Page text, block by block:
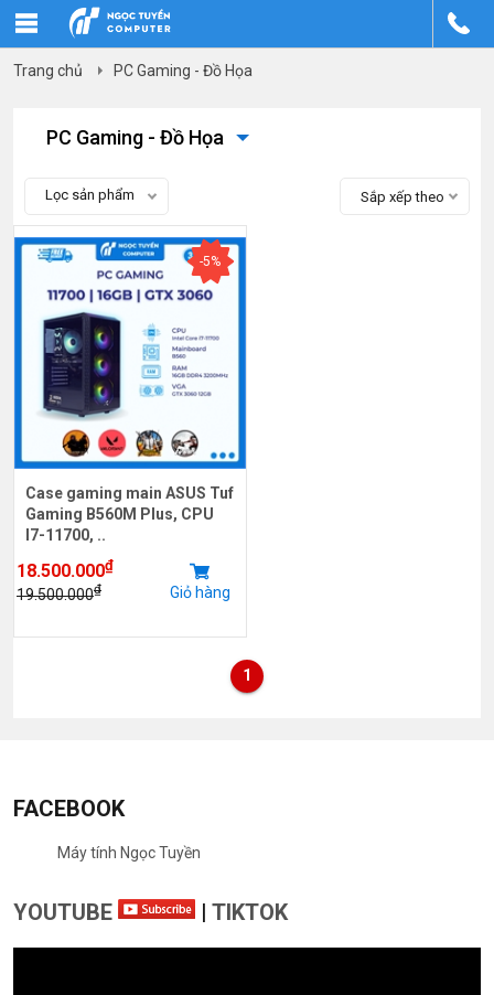
Trang chủ PC Gaming - Đồ Họa
PC Gaming - Đồ Họa
Lọc sản phẩm Sắp xếp theo
-5%
Case gaming main ASUS Tuf
Gaming B560M Plus, CPU
I7-11700, ..
18.500.000₫
19.500.000₫ Giỏ hàng
1
FACEBOOK
Máy tính Ngọc Tuyền
YOUTUBE | TIKTOK